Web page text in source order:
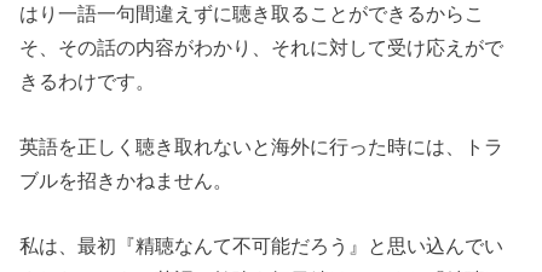
はり一語一句間違えずに聴き取ることができるからこ
そ、その話の内容がわかり、それに対して受け応えがで
きるわけです。
英語を正しく聴き取れないと海外に行った時には、トラ
ブルを招きかねません。
私は、最初『精聴なんて不可能だろう』と思い込んでい